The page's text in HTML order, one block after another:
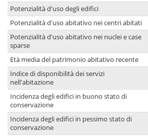
Potenzialità d'uso degli edifici
Potenzialità d'uso abitativo nei centri abitati
Potenzialità d'uso abitativo nei nuclei e case
sparse
Età media del patrimonio abitativo recente
Indice di disponibilità dei servizi
nell'abitazione
Incidenza degli edifici in buono stato di
conservazione
Incidenza degli edifici in pessimo stato di
conservazione